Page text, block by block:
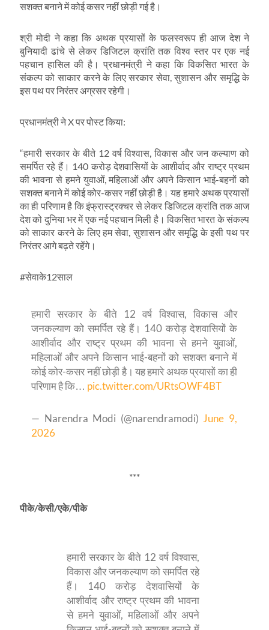
सशक्त बनाने में कोई कसर नहीं छोड़ी गई है।
श्री मोदी ने कहा कि अथक प्रयासों के फलस्वरूप ही आज देश ने
बुनियादी ढांचे से लेकर डिजिटल क्रांति तक विश्व स्तर पर एक नई
पहचान हासिल की है। प्रधानमंत्री ने कहा कि विकसित भारत के
संकल्प को साकार करने के लिए सरकार सेवा, सुशासन और समृद्धि के
इस पथ पर निरंतर अग्रसर रहेगी।
प्रधानमंत्री ने X पर पोस्ट किया:
“हमारी सरकार के बीते 12 वर्ष विश्वास, विकास और जन कल्याण को
समर्पित रहे हैं। 140 करोड़ देशवासियों के आशीर्वाद और राष्ट्र प्रथम
की भावना से हमने युवाओं, महिलाओं और अपने किसान भाई-बहनों को
सशक्त बनाने में कोई कोर-कसर नहीं छोड़ी है। यह हमारे अथक प्रयासों
का ही परिणाम है कि इंफ्रास्ट्रक्चर से लेकर डिजिटल क्रांति तक आज
देश को दुनिया भर में एक नई पहचान मिली है। विकसित भारत के संकल्प
को साकार करने के लिए हम सेवा, सुशासन और समृद्धि के इसी पथ पर
निरंतर आगे बढ़ते रहेंगे।
#सेवाके12साल
हमारी सरकार के बीते 12 वर्ष विश्वास, विकास और
जनकल्याण को समर्पित रहे हैं। 140 करोड़ देशवासियों के
आशीर्वाद और राष्ट्र प्रथम की भावना से हमने युवाओं,
महिलाओं और अपने किसान भाई-बहनों को सशक्त बनाने में
कोई कोर-कसर नहीं छोड़ी है। यह हमारे अथक प्रयासों का ही
परिणाम है कि… pic.twitter.com/URtsOWF4BT
— Narendra Modi (@narendramodi) June 9,
2026
***
पीके/केसी/एके/पीके
हमारी सरकार के बीते 12 वर्ष विश्वास,
विकास और जनकल्याण को समर्पित रहे
हैं। 140 करोड़ देशवासियों के
आशीर्वाद और राष्ट्र प्रथम की भावना
से हमने युवाओं, महिलाओं और अपने